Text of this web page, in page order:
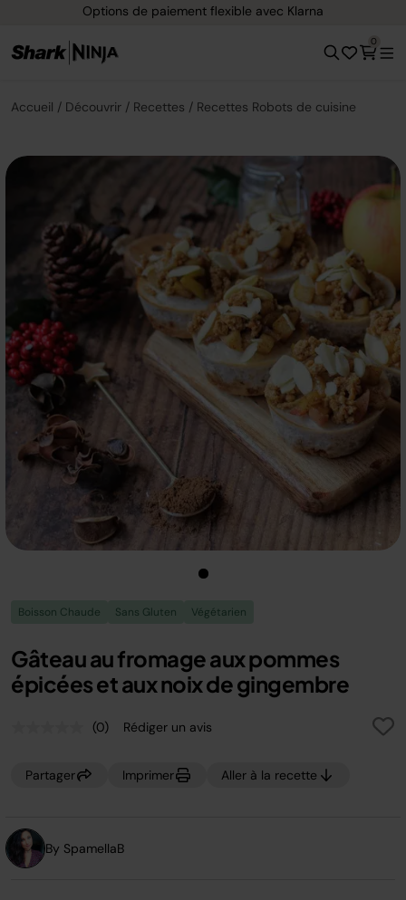
Options de paiement flexible avec Klarna
0
Accueil Découvrir Recettes Recettes Robots de cuisine
Boisson Chaude Sans Gluten Végétarien
Gâteau au fromage aux pommes
épicées et aux noix de gingembre
Aucune
notation.
page.
(0) Rédiger un avis
Partager Imprimer Aller à la recette
By SpamellaB